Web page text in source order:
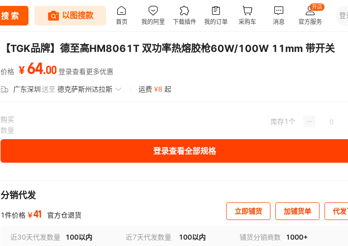
【TGK品牌】德至高HM8061T 双功率热熔胶枪60W/100W 11mm 带开关
价格 ¥ 64.00 登录查看更多优惠
广东深圳送至 德克萨斯州达拉斯 运费 ¥8 起
购买
数量
库存1 个
登录查看全部规格
分销代发
1件价格 ￥41 官方仓退货 立即铺货 加铺货单 代
近30天代发数量 100以内 近7天代发数量 100以内 铺货分销商数
1000+